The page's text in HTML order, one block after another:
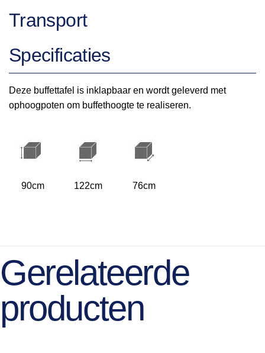
Transport
Specificaties
Deze buffettafel is inklapbaar en wordt geleverd met
ophoogpoten om buffethoogte te realiseren.
90cm 122cm 76cm
Gerelateerde
producten